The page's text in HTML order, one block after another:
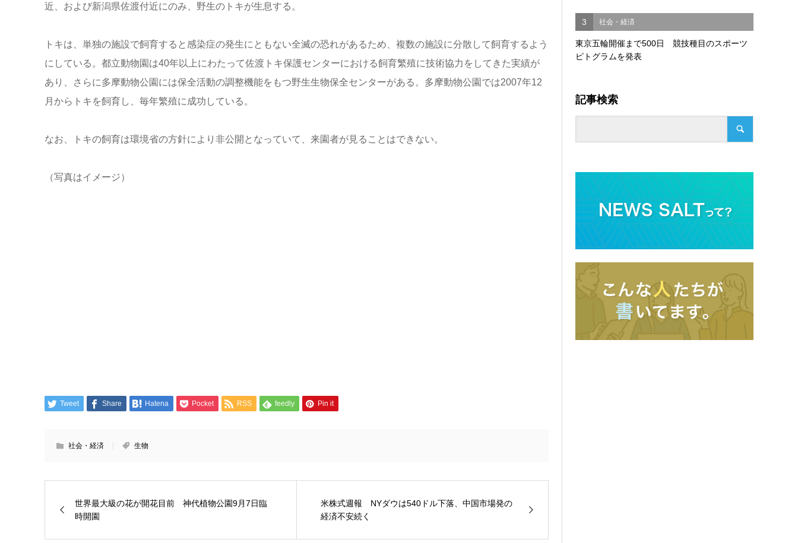
近、および新潟県佐渡付近にのみ、野生のトキが生息する。
トキは、単独の施設で飼育すると感染症の発生にともない全滅の恐れがあるため、複数の施設に分散して飼育するよう
にしている。都立動物園は40年以上にわたって佐渡トキ保護センターにおける飼育繁殖に技術協力をしてきた実績が
あり、さらに多摩動物公園には保全活動の調整機能をもつ野生生物保全センターがある。多摩動物公園では2007年12
月からトキを飼育し、毎年繁殖に成功している。
なお、トキの飼育は環境省の方針により非公開となっていて、来園者が見ることはできない。
（写真はイメージ）
Tweet Share Hatena Pocket RSS feedly Pin it
社会・経済 生物
世界最大級の花が開花目前 神代植物公園9月7日臨
時開園
米株式週報 NYダウは540ドル下落、中国市場発の
経済不安続く
3 社会・経済
東京五輪開催まで500日 競技種目のスポーツ
ピトグラムを発表
記事検索